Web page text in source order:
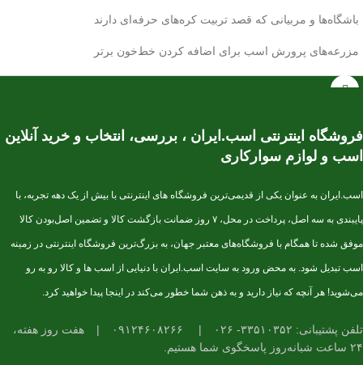
باشگاه‌ها و مربیانی که قصد تربیت کره‌های حرفه‌ای دارند
مزرعه‌های پرورش اسب برای اضافه کردن خط‌خون برتر
فروشگاه اینترنتی اسب.ایران ، بررسی، انتخاب و خرید آنلاین
اسب و لوازم سوارکاری
اسب.ایران به عنوان یکی از قدیمی‌ترین فروشگاه های اینترنتی با بیش از یک دهه تجربه، با
پایبندی به سه اصل، پرداخت در محل، ۷ روز ضمانت بازگشت کالا و تضمین اصل‌بودن کالا
موفق شده تا همگام با فروشگاه‌های معتبر جهان، به بزرگ‌ترین فروشگاه اینترنتی در زمینه
اسب تبدیل شود. به محض ورود به سایت اسب.ایران با دنیایی از اسب ها و کالا رو به رو
می‌شوید! هر آنچه که نیاز دارید و به ذهن شما خطور می‌کند در اینجا پیدا خواهید کرد.
تلفن پشتیبانی: ۳۳۵۱۰۳۵۲- ۰۲۶ |
|
هفت روز هفته،
۲۴ ساعت شبانه‌روز پاسخگوی شما هستیم.